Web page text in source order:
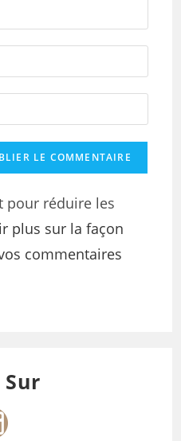
pour réduire les
plus sur la façon
commentaires